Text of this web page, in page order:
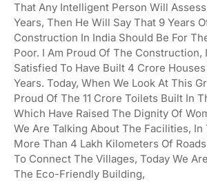
That Any Intelligent Person Will
Years, Then He Will Say That 9 Years
Construction In India Should Be For
Poor. I Am Proud Of The Construction,
Satisfied To Have Built 4 Crore
Years. Today, When We Look At This
Proud Of The 11 Crore Toilets Built In
Which Have Raised The Dignity Of
We Are Talking About The Facilities, In
More Than 4 Lakh Kilometers Of
To Connect The Villages, Today We
The Eco-Friendly Building,